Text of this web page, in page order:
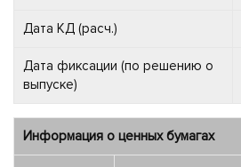
Дата КД (расч.)
Дата фиксации (по решению о
выпуске)
Информация о ценных бумагах